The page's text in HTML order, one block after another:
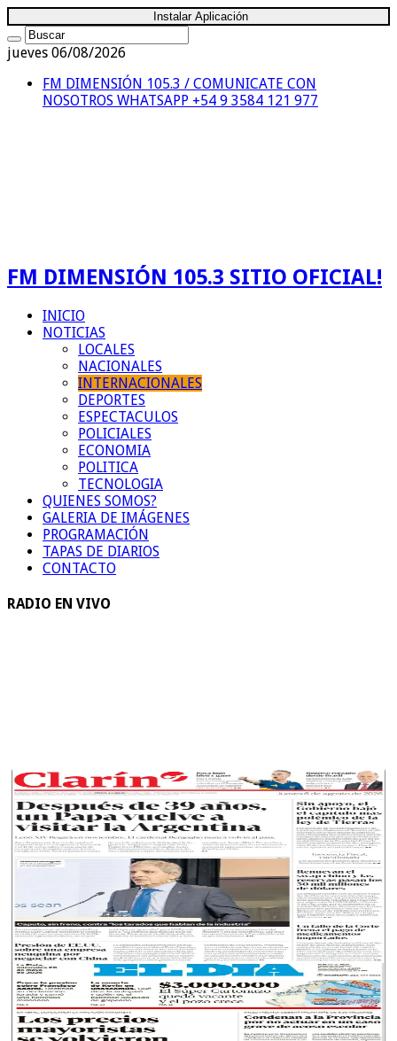
Instalar Aplicación
jueves 06/08/2026
FM DIMENSIÓN 105.3 / COMUNICATE CON
NOSOTROS WHATSAPP +54 9 3584 121 977
FM DIMENSIÓN 105.3 SITIO OFICIAL!
INICIO
NOTICIAS
LOCALES
NACIONALES
INTERNACIONALES
DEPORTES
ESPECTACULOS
POLICIALES
ECONOMIA
POLITICA
TECNOLOGIA
QUIENES SOMOS?
GALERIA DE IMÁGENES
PROGRAMACIÓN
TAPAS DE DIARIOS
CONTACTO
RADIO EN VIVO